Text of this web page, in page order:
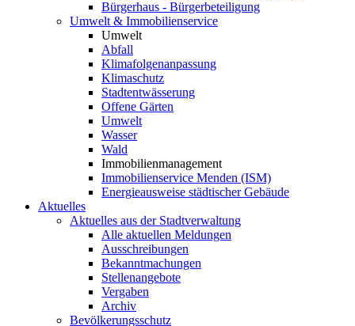
Bürgerhaus - Bürgerbeteiligung
Umwelt & Immobilienservice
Umwelt
Abfall
Klimafolgenanpassung
Klimaschutz
Stadtentwässerung
Offene Gärten
Umwelt
Wasser
Wald
Immobilienmanagement
Immobilienservice Menden (ISM)
Energieausweise städtischer Gebäude
Aktuelles
Aktuelles aus der Stadtverwaltung
Alle aktuellen Meldungen
Ausschreibungen
Bekanntmachungen
Stellenangebote
Vergaben
Archiv
Bevölkerungsschutz